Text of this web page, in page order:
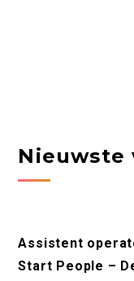
Nieuwste
Assistent
Start People –